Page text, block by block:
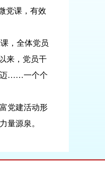
党课，有效
，全体党员
来，党员干
迈……一个个
党建活动形
量源泉。